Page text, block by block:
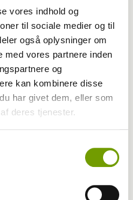
vores indhold og
til sociale medier og til
også oplysninger om
med vores partnere inden
og
kan kombinere disse
har givet dem, eller som
deres tjenester.